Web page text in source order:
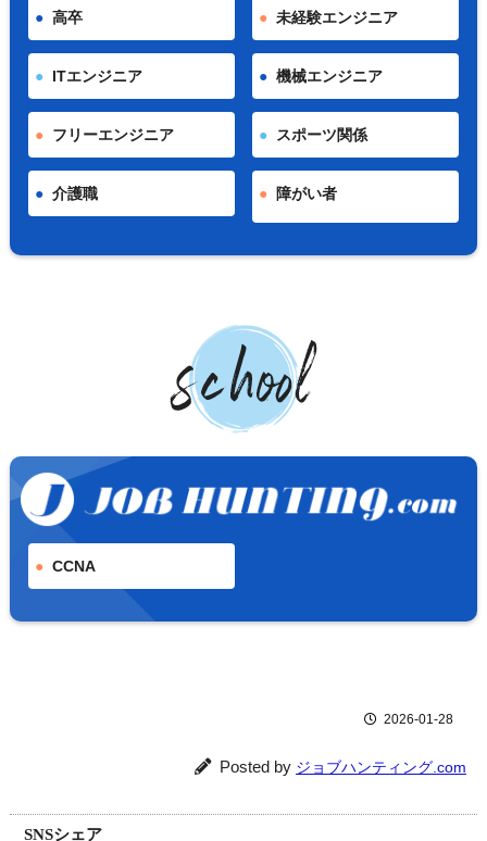
高卒 未経験エンジニア
ITエンジニア 機械エンジニア
フリーエンジニア スポーツ関係
介護職 障がい者
CCNA
2026-01-28
Posted by ジョブハンティング.com
SNSシェア